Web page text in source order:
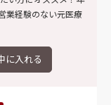
業経験のない元医療